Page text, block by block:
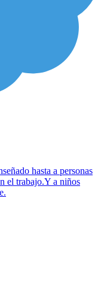
hasta a personas
el trabajo.Y a niños